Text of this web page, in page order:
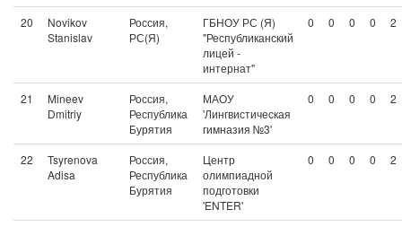
20
Novikov
Stanislav
Россия,
РС(Я)
ГБНОУ РС (Я)
"Республиканский
лицей -
интернат"
0 0 0 0 2
21
Mineev
Dmitriy
Россия,
Республика
Бурятия
МАОУ
'Лингвистическая
гимназия №3'
0 0 0 0 2
22
Tsyrenova
Adisa
Россия,
Республика
Бурятия
Центр
олимпиадной
подготовки
'ENTER'
0 0 0 0 2